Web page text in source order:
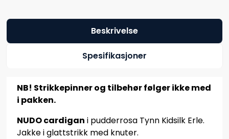
Beskrivelse
Spesifikasjoner
NB! Strikkepinner og tilbehør følger ikke med
i pakken.
NUDO cardigan i pudderrosa Tynn Kidsilk Erle.
Jakke i glattstrikk med knuter.